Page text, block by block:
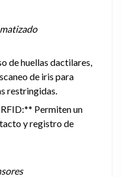
de huellas dactilares,
de iris para
restringidas.
Permiten un
y registro de